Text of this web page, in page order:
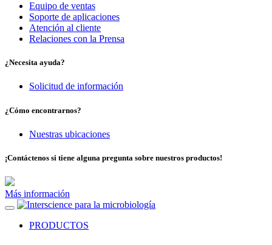
Equipo de ventas
Soporte de aplicaciones
Atención al cliente
Relaciones con la Prensa
¿Necesita ayuda?
Solicitud de información
¿Cómo encontrarnos?
Nuestras ubicaciones
¡Contáctenos si tiene alguna pregunta sobre nuestros productos!
Más información
para la microbiología
PRODUCTOS